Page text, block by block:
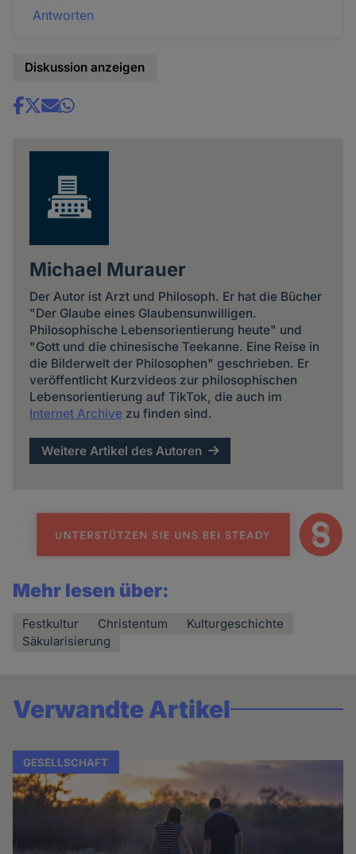
Antworten
Diskussion anzeigen
Share
Michael Murauer
Der Autor ist Arzt und Philosoph. Er hat die Bücher
"Der Glaube eines Glaubensunwilligen.
Philosophische Lebensorientierung heute" und
"Gott und die chinesische Teekanne. Eine Reise in
die Bilderwelt der Philosophen" geschrieben. Er
veröffentlicht Kurzvideos zur philosophischen
Lebensorientierung auf TikTok, die auch im
Internet Archive zu finden sind.
Weitere Artikel des Autoren
Mehr lesen über:
Festkultur Christentum
Kulturgeschichte
Säkularisierung
Verwandte Artikel
GESELLSCHAFT